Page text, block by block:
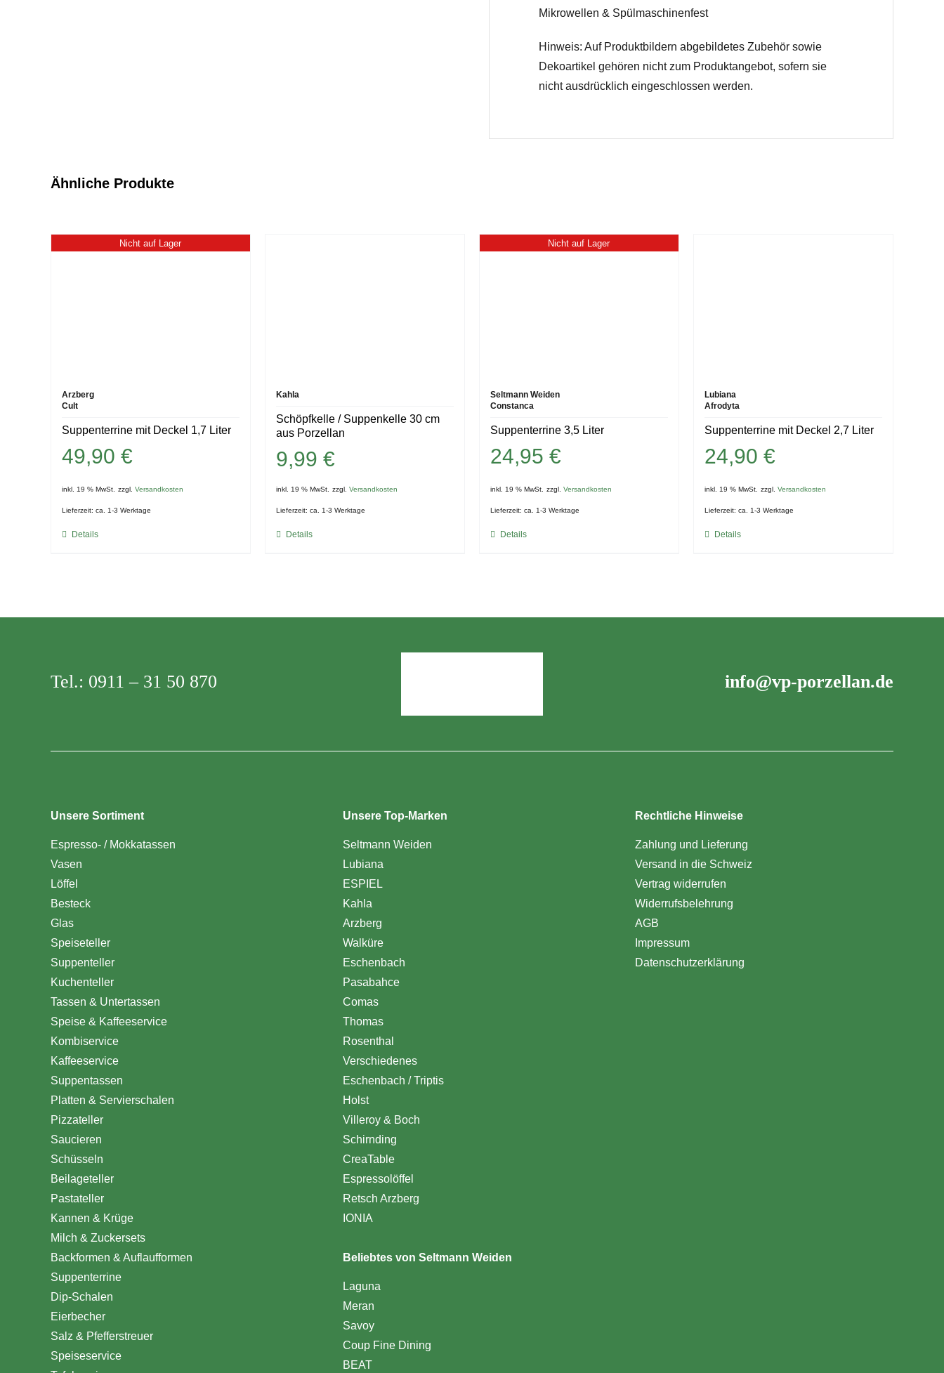
Mikrowellen & Spülmaschinenfest
Hinweis: Auf Produktbildern abgebildetes Zubehör sowie
Dekoartikel gehören nicht zum Produktangebot, sofern sie
nicht ausdrücklich eingeschlossen werden.
Ähnliche Produkte
Nicht auf Lager
Arzberg
Cult
Suppenterrine mit Deckel 1,7 Liter
49,90 €
inkl. 19 % MwSt. zzgl. Versandkosten
Lieferzeit: ca. 1-3 Werktage
Details
Kahla
Schöpfkelle / Suppenkelle 30 cm
aus Porzellan
9,99 €
inkl. 19 % MwSt. zzgl. Versandkosten
Lieferzeit: ca. 1-3 Werktage
Details
Nicht auf Lager
Seltmann Weiden
Constanca
Suppenterrine 3,5 Liter
24,95 €
inkl. 19 % MwSt. zzgl. Versandkosten
Lieferzeit: ca. 1-3 Werktage
Details
Lubiana
Afrodyta
Suppenterrine mit Deckel 2,7 Liter
24,90 €
inkl. 19 % MwSt. zzgl. Versandkosten
Lieferzeit: ca. 1-3 Werktage
Details
Tel.: 0911 – 31 50 870 info@vp-porzellan.de
Unsere Sortiment
Espresso- / Mokkatassen
Vasen
Löffel
Besteck
Glas
Speiseteller
Suppenteller
Kuchenteller
Tassen & Untertassen
Speise & Kaffeeservice
Kombiservice
Kaffeeservice
Suppentassen
Platten & Servierschalen
Pizzateller
Saucieren
Schüsseln
Beilageteller
Pastateller
Kannen & Krüge
Milch & Zuckersets
Backformen & Auflaufformen
Suppenterrine
Dip-Schalen
Eierbecher
Salz & Pfefferstreuer
Speiseservice
Unsere Top-Marken
Seltmann Weiden
Lubiana
ESPIEL
Kahla
Arzberg
Walküre
Eschenbach
Pasabahce
Comas
Thomas
Rosenthal
Verschiedenes
Eschenbach / Triptis
Holst
Villeroy & Boch
Schirnding
CreaTable
Espressolöffel
Retsch Arzberg
IONIA
Beliebtes von Seltmann Weiden
Laguna
Meran
Savoy
Coup Fine Dining
BEAT
Rechtliche Hinweise
Zahlung und Lieferung
Versand in die Schweiz
Vertrag widerrufen
Widerrufsbelehrung
AGB
Impressum
Datenschutzerklärung